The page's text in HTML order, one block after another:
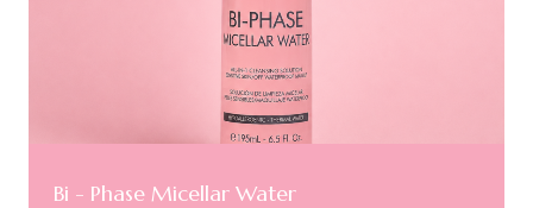
Bi - Phase Micellar Water